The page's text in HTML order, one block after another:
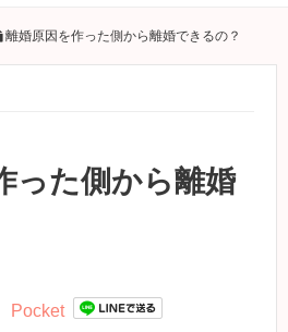
離婚原因を作った側から離婚できるの？
った側から離婚
Pocket